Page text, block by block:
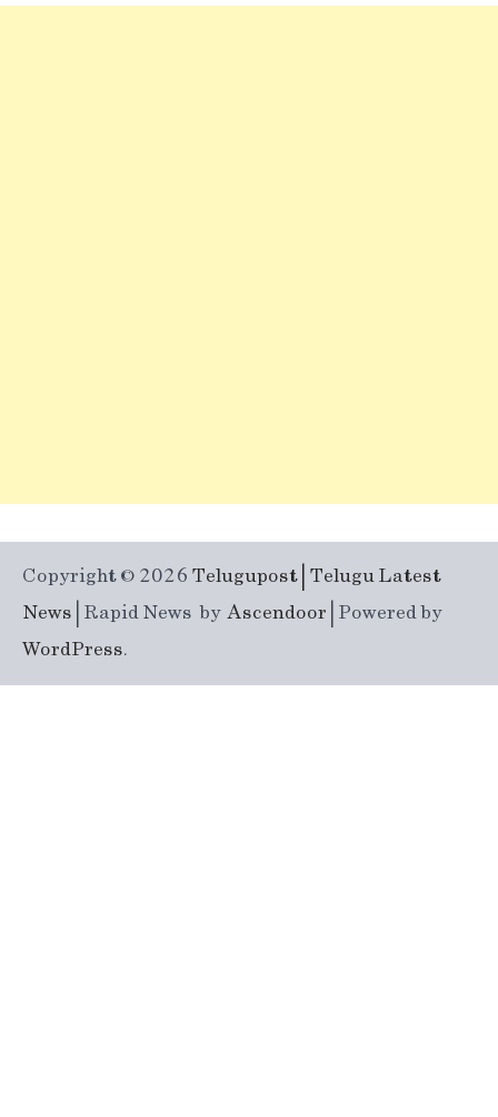
Copyright © 2026 Telugupost | Telugu Latest
News | Rapid News byAscendoor | Powered by
WordPress.